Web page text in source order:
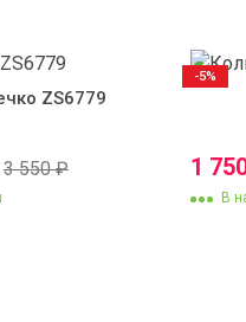
ZS6779
3 550₽ 1
В
-5%